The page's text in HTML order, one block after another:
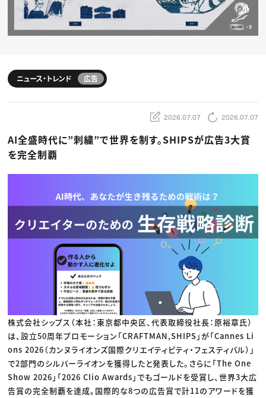
スキルアップしたい！
スキルアップしたい！ トップ
動画配信・映像制作
編集・ライティング
マーケティング
業界解説・キャリア事情
TOP Creator’s コラム トップ
Webクリエイター
アプリクリエイター
ゲームクリエイター
C＆R Magazine
セミナー
Web
映像
ゲーム・エンタメ
出版
プロフェッショナル×つながる×メディア
ニュース・トレンド 広告
2026.07.07 2026.07.07
AI全盛時代に”刺繍”で世界を制す。SHIPSが広告3大賞
を完全制覇
株式会社シップス（本社：東京都中央区、代表取締役社長：原裕章氏）
は、設立50周年プロモーション「CRAFTMAN,SHIPS」が「Cannes Li
ons 2026（カンヌライオンズ国際クリエイティビティ・フェスティバル）」
で2部門のシルバーライオンを獲得したと発表した。さらに「The One
Show 2026」「2026 Clio Awards」でもゴールドを受賞し、世界3大広
告賞の完全制覇を達成。国際的な8つの広告賞で計11のアワードを獲